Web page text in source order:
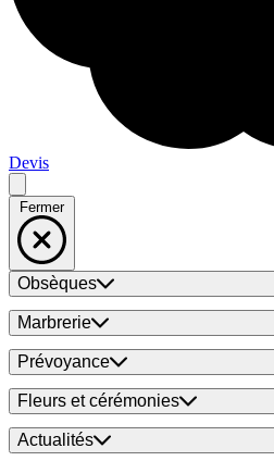
Devis
Fermer
Obsèques
Marbrerie
Prévoyance
Fleurs et cérémonies
Actualités